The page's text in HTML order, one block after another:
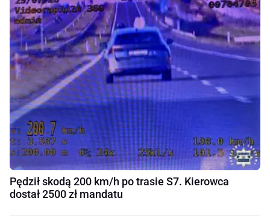
Pędził skodą 200 km/h po trasie S7. Kierowca
dostał 2500 zł mandatu